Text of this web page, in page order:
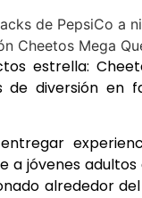
estrella:
de diversión en
a jóvenes
alrededor